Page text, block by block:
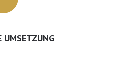
UMSETZUNG